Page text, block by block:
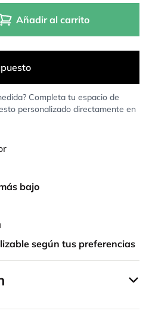
Añadir al carrito
Completa tu espacio de
personalizado directamente en
bajo
según tus preferencias